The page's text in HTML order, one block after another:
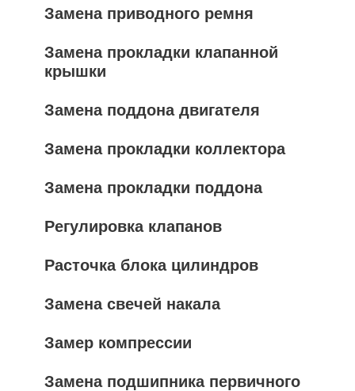
Замена приводного ремня
Замена прокладки клапанной
крышки
Замена поддона двигателя
Замена прокладки коллектора
Замена прокладки поддона
Регулировка клапанов
Расточка блока цилиндров
Замена свечей накала
Замер компрессии
Замена подшипника первичного